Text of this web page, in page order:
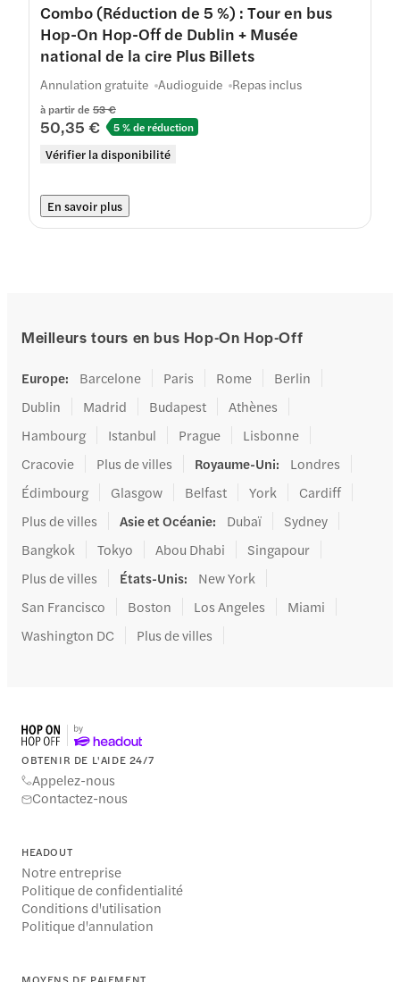
Combo (Réduction de 5 %) : Tour en bus
Hop-On Hop-Off de Dublin + Musée
national de la cire Plus Billets
à partir de 53 €
50,35 € 5 % de réduction
Vérifier la disponibilité
Annulation gratuite Audioguide Repas inclus
En savoir plus
Meilleurs tours en bus Hop-On Hop-Off
Europe: Barcelone Paris Rome
Berlin
Dublin
Madrid Budapest
Athènes
Hambourg
Istanbul Prague
Lisbonne
Cracovie
Plus de villes Royaume-Uni:
Londres
Édimbourg
Glasgow Belfast York
Cardiff
Plus de villes
Asie et Océanie: Dubaï
Sydney
Bangkok
Tokyo Abou Dhabi
Singapour
Plus de villes
États-Unis:
New York
San Francisco
Boston Los Angeles
Miami
Washington DC
Plus de villes
OBTENIR DE L'AIDE 24/7
Appelez-nous
Contactez-nous
HEADOUT
Notre entreprise
Politique de confidentialité
Conditions d'utilisation
Politique d'annulation